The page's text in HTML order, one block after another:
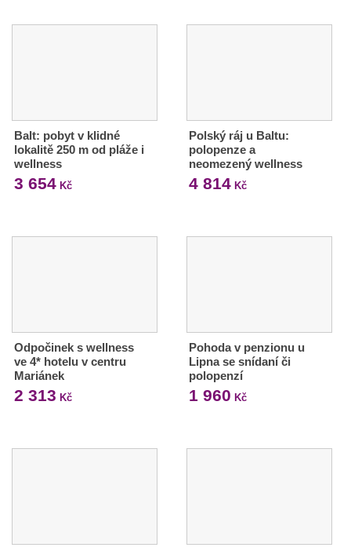
Balt: pobyt v klidné
lokalitě 250 m od pláže i
wellness
3 654 Kč
Polský ráj u Baltu:
polopenze a
neomezený wellness
4 814Kč
Odpočinek s wellness
ve 4* hotelu v centru
Mariánek
2 313 Kč
Pohoda v penzionu u
Lipna se snídaní či
polopenzí
1 960 Kč